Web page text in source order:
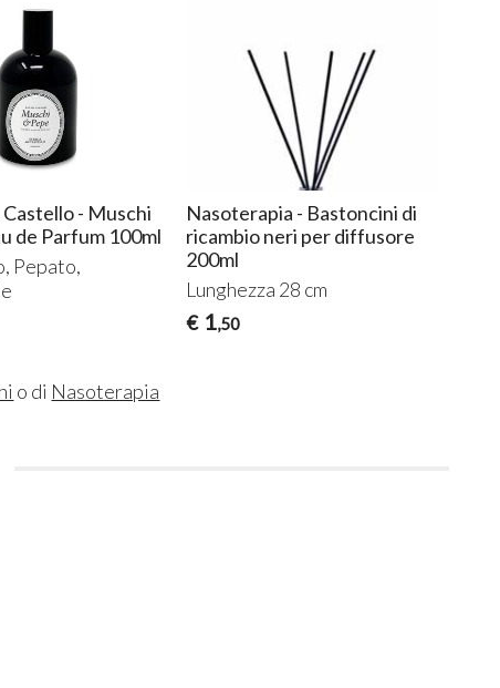
- Muschi
de Parfum 100ml
Pepato,
Nasoterapia - Bastoncini di
ricambio neri per diffusore
200ml
Lunghezza 28 cm
€ 1,50
o di Nasoterapia